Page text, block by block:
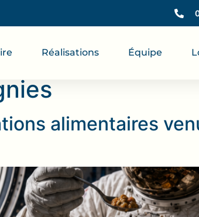
Réalisations Équipe
alimentaires